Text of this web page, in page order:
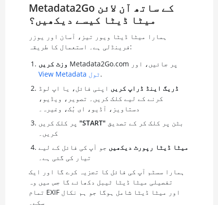
Metadata2Go کے ساتھ آن لائن
میٹا ڈیٹا کیسے دیکھیں؟
ہمارا میٹا ڈیٹا ویور تیز، آسان اور یوزر
فرینڈلی ہے۔ استعمال کا طریقہ:
وزٹ کریں
Metadata2Go.com پر جائیں، اور
View Metadata ٹول.
ڈریگ اینڈ ڈراپ کریں اپنی فائل، یا اپ لوڈ
کرنے کے لیے کلک کریں۔ تصویر، ویڈیو،
دستاویز، آڈیو، ای بُک، وغیرہ۔
"START"بٹن پر کلک کر کے تصدیق
کریں۔
میٹا ڈیٹا رپورٹ دیکھیں جو آپ کی فائل کے لیے
تیار کی گئی ہے۔
ہمارا سسٹم آپ کی فائل کا تجزیہ کرے گا اور ایک
تفصیلی میٹا ڈیٹا ٹیبل دکھائے گا جس میں وہ
تمام EXIF اور میٹا ڈیٹا شامل ہوگا جو ہم نکال
سکے۔